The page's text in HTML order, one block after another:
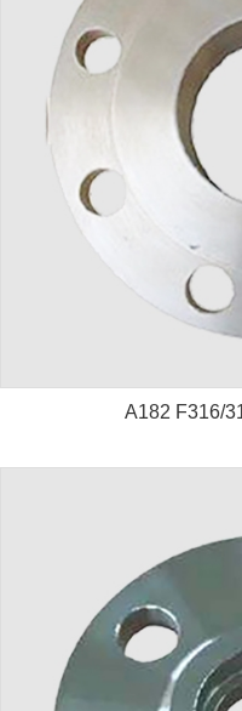
A182 F316/